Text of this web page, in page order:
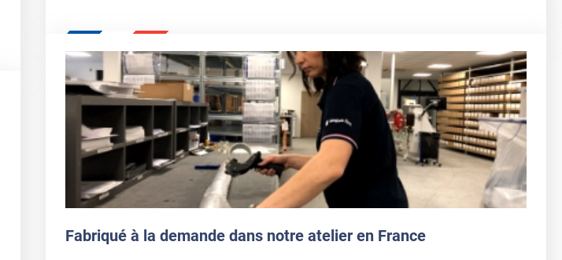
Fabriqué à la demande dans notre atelier en France